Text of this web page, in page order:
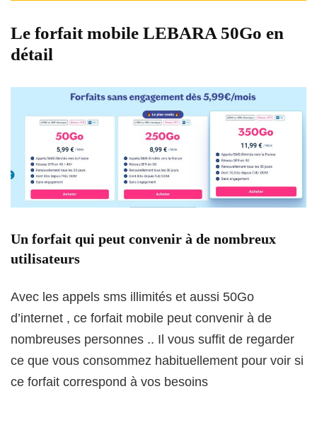
Le forfait mobile LEBARA 50Go en
détail
Un forfait qui peut convenir à de nombreux
utilisateurs
Avec les appels sms illimités et aussi 50Go
d’internet , ce forfait mobile peut convenir à de
nombreuses personnes .. Il vous suffit de regarder
ce que vous consommez habituellement pour voir si
ce forfait correspond à vos besoins